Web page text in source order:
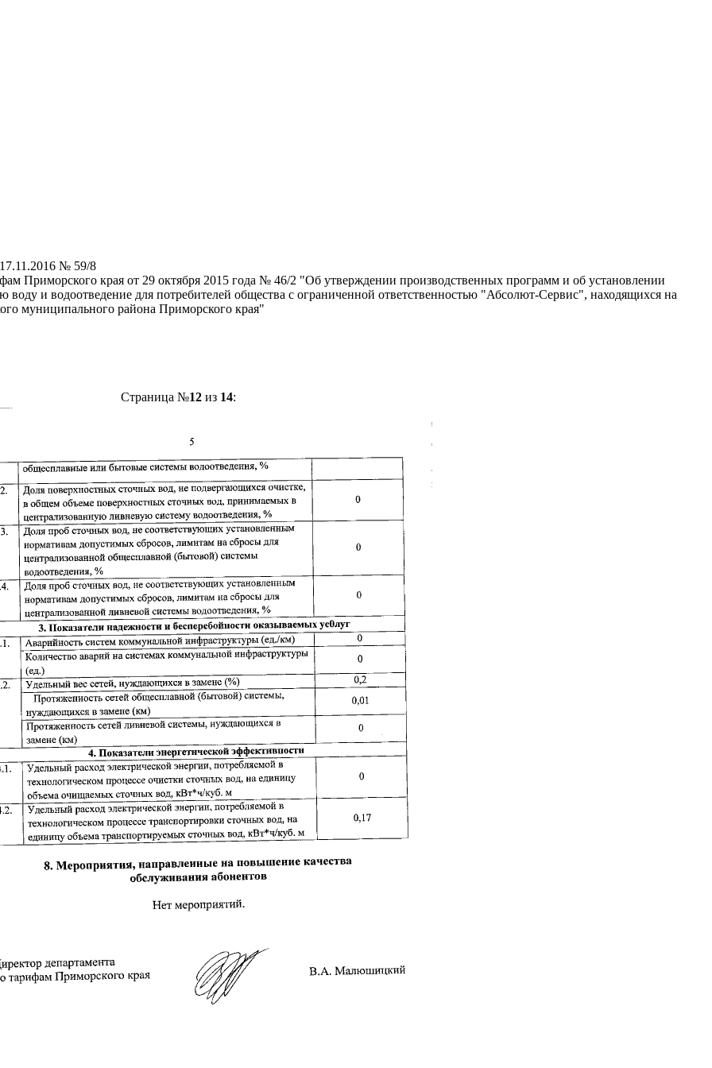
№ 59/8
Приморского края от 29 октября 2015 года № 46/2 "Об утверждении производственных программ и об установлении
воду и водоотведение для потребителей общества с ограниченной ответственностью "Абсолют-Сервис", находящихся на
муниципального района Приморского края"
Страница №12из 14: